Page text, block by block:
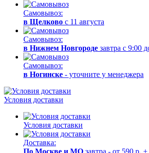
Самовывоз:
в Щелково с 11 августа
Самовывоз:
в Нижнем Новгороде завтра с 9:00
Самовывоз:
в Ногинске - уточните у менеджера
Условия доставки
Условия доставки
Доставка:
По Москве и МО завтра - от 590